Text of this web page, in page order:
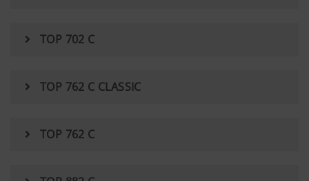
TOP 702 C
TOP 762 C CLASSIC
TOP 762 C